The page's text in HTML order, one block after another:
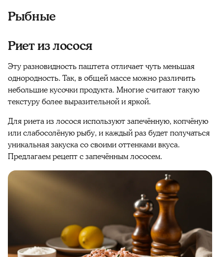
Рыбные
Риет из лосося
Эту разновидность паштета отличает чуть меньшая
однородность. Так, в общей массе можно различить
небольшие кусочки продукта. Многие считают такую
текстуру более выразительной и яркой.
Для риета из лосося используют запечённую, копчёную
или слабосолёную рыбу, и каждый раз будет получаться
уникальная закуска со своими оттенками вкуса.
Предлагаем рецепт с запечённым лососем.